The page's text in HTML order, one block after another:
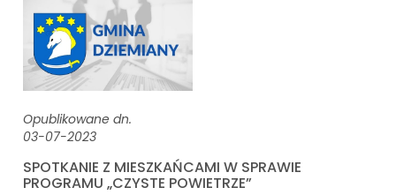
Opublikowane dn.
03-07-2023
SPOTKANIE Z MIESZKAŃCAMI W SPRAWIE
PROGRAMU „CZYSTE POWIETRZE”